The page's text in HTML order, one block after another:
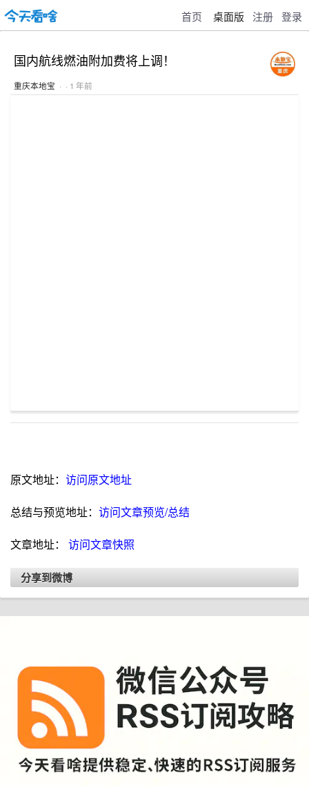
首页 桌面版 注册 登录
国内航线燃油附加费将上调！
重庆本地宝 · · 1 年前
原文地址： 访问原文地址
总结与预览地址： 访问文章预览/总结
文章地址： 访问文章快照
分享到微博